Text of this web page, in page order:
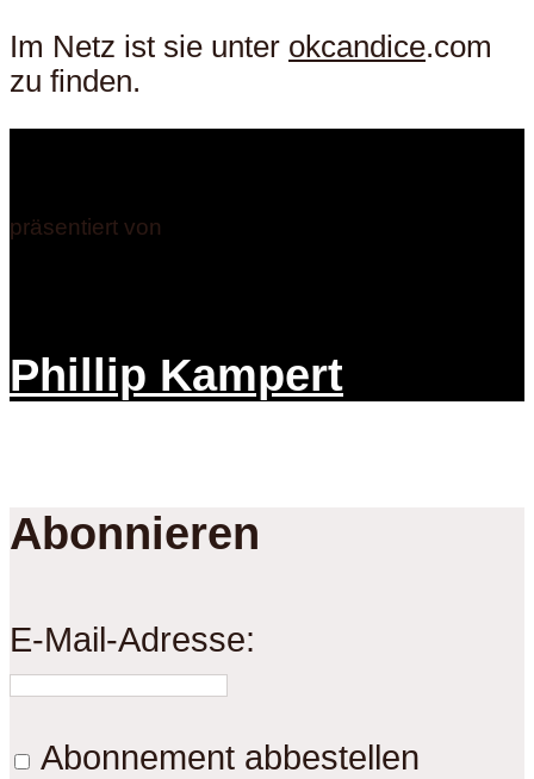
Im Netz ist sie unter okcandice.com
zu finden.
präsentiert von
Phillip Kampert
Abonnieren
E-Mail-Adresse:
Abonnement abbestellen